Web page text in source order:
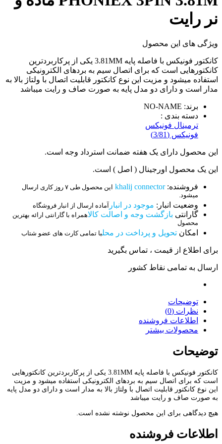
نر رایت
ویژگی های این محصول
کانکتور فونیکس با فاصله پایه 3.81MM یکی از پرکاربردترین
کانکتورهایی است که برای اتصال سیم به بردهای الکترونیکی
استفاده میشود و مزیت این نوع کانکتور قابلیت اتصال با ولتاژ بالا به
مدار است و دارای دو مدل پایه به صورت صاف و رایت میباشد
برند: NO-NAME
دسته بندی :
ترمینال فونیکس
فونیکس (3/81)
این محصول دارای یک هفته ضمانت استرداد وجه است.
این یک محصول اورجینال ( اصل ) است.
فروشنده:khalij connector این محصول طی ۷ روز کاری ارسال
میشود.
وضعیت انبار: موجود در انبار آماده ارسال از انبار فروشگاه
گارانتی بازگشت وجه و اصالت کالاهمراه با گارانتی ارائه بهترین
محصول
امکان تحویل و پرداخت در محلبا تمامی کارت های عضو شتاب
برای اطلاع از قیمت ، تماس بگیرید
ارسال به تمامی نقاط کشور
توضیحات
نظرات (0)
اطلاعات فروشنده
محصولات بیشتر
توضیحات
کانکتور فونیکس با فاصله پایه 3.81MM یکی از پرکاربردترین کانکتورهایی
است که برای اتصال سیم به بردهای الکترونیکی استفاده میشود و مزیت
این نوع کانکتور قابلیت اتصال با ولتاژ بالا به مدار است و دارای دو مدل پایه
به صورت صاف و رایت میباشد
هیچ دیدگاهی برای این محصول نوشته نشده است.
اطلاعات فروشنده